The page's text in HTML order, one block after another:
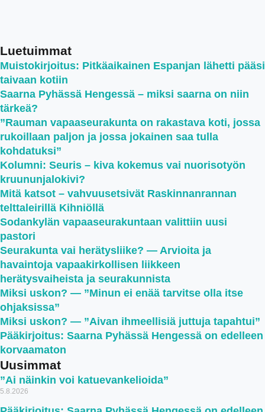
Luetuimmat
Muistokirjoitus: Pitkäaikainen Espanjan lähetti pääsi
taivaan kotiin
Saarna Pyhässä Hengessä – miksi saarna on niin
tärkeä?
”Rauman vapaaseurakunta on rakastava koti, jossa
rukoillaan paljon ja jossa jokainen saa tulla
kohdatuksi”
Kolumni: Seuris – kiva kokemus vai nuorisotyön
kruununjalokivi?
Mitä katsot – vahvuusetsivät Raskinnanrannan
telttaleirillä Kihniöllä
Sodankylän vapaaseurakuntaan valittiin uusi
pastori
Seurakunta vai herätysliike? — Arvioita ja
havaintoja vapaakirkollisen liikkeen
herätysvaiheista ja seurakunnista
Miksi uskon? — ”Minun ei enää tarvitse olla itse
ohjaksissa”
Miksi uskon? — ”Aivan ihmeellisiä juttuja tapahtui”
Pääkirjoitus: Saarna Pyhässä Hengessä on edelleen
korvaamaton
Uusimmat
”Ai näinkin voi katuevankelioida”
5.8.2026